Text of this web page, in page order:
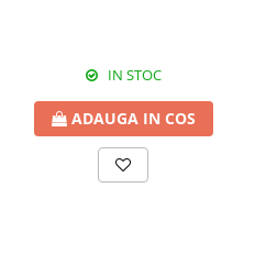
IN STOC
ADAUGA IN COS